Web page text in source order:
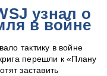
узнал о
в войне
тактику в войне
перешли к «Плану
заставить